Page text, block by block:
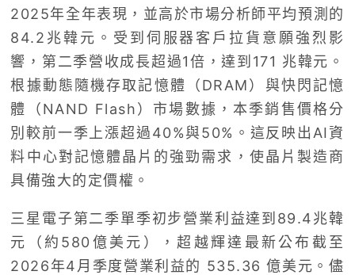
2025年全年表現，並高於市場分析師平均預測的
84.2兆韓元。受到伺服器客戶拉貨意願強烈影
響，第二季營收成長超過1倍，達到171 兆韓元。
根據動態隨機存取記憶體（DRAM）與快閃記憶
體（NAND Flash）市場數據，本季銷售價格分
別較前一季上漲超過40%與50%。這反映出AI資
料中心對記憶體晶片的強勁需求，使晶片製造商
具備強大的定價權。
三星電子第二季單季初步營業利益達到89.4兆韓
元（約580億美元），超越輝達最新公布截至
2026年4月季度營業利益的 535.36 億美元。儘